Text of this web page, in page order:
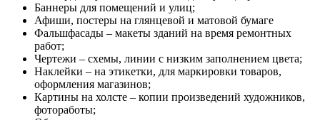
Баннеры для помещений и улиц;
Афиши, постеры на глянцевой и матовой бумаге
Фальшфасады – макеты зданий на время ремонтных
работ;
Чертежи – схемы, линии с низким заполнением цвета;
Наклейки – на этикетки, для маркировки товаров,
оформления магазинов;
Картины на холсте – копии произведений художников,
фотоработы;